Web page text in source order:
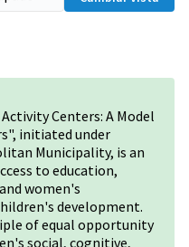
Centers: A Model
initiated under
Municipality, is an
to education,
women's
development.
of equal opportunity
social, cognitive,